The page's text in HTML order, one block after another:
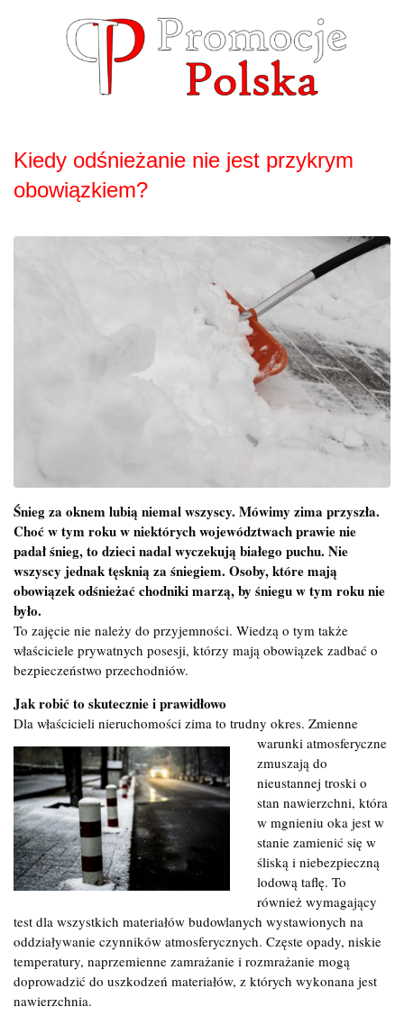
Kiedy odśnieżanie nie jest przykrym
obowiązkiem?
Śnieg za oknem lubią niemal wszyscy. Mówimy zima przyszła.
Choć w tym roku w niektórych województwach prawie nie
padał śnieg, to dzieci nadal wyczekują białego puchu. Nie
wszyscy jednak tęsknią za śniegiem. Osoby, które mają
obowiązek odśnieżać chodniki marzą, by śniegu w tym roku nie
było.
To zajęcie nie należy do przyjemności. Wiedzą o tym także
właściciele prywatnych posesji, którzy mają obowiązek zadbać o
bezpieczeństwo przechodniów.
Jak robić to skutecznie i prawidłowo
Dla właścicieli nieruchomości zima to trudny okres. Zmienne
warunki atmosferyczne
zmuszają do
nieustannej troski o
stan nawierzchni, która
w mgnieniu oka jest w
stanie zamienić się w
śliską i niebezpieczną
lodową taflę. To
również wymagający
test dla wszystkich materiałów budowlanych wystawionych na
oddziaływanie czynników atmosferycznych. Częste opady, niskie
temperatury, naprzemienne zamrażanie i rozmrażanie mogą
doprowadzić do uszkodzeń materiałów, z których wykonana jest
nawierzchnia.